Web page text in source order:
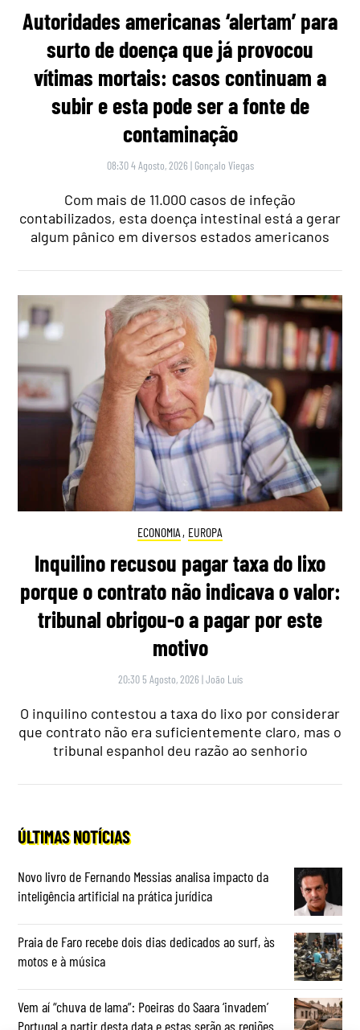
Autoridades americanas ‘alertam’ para
surto de doença que já provocou
vítimas mortais: casos continuam a
subir e esta pode ser a fonte de
contaminação
08:30 4 Agosto, 2026 | Gonçalo Viegas
Com mais de 11.000 casos de infeção
contabilizados, esta doença intestinal está a gerar
algum pânico em diversos estados americanos
ECONOMIA , EUROPA
Inquilino recusou pagar taxa do lixo
porque o contrato não indicava o valor:
tribunal obrigou-o a pagar por este
motivo
20:30 5 Agosto, 2026 |João Luís
O inquilino contestou a taxa do lixo por considerar
que contrato não era suficientemente claro, mas o
tribunal espanhol deu razão ao senhorio
ÚLTIMAS NOTÍCIAS
Novo livro de Fernando Messias analisa impacto da
inteligência artificial na prática jurídica
Praia de Faro recebe dois dias dedicados ao surf, às
motos e à música
Vem aí “chuva de lama”: Poeiras do Saara ‘invadem’
Portugal a partir desta data e estas serão as regiões